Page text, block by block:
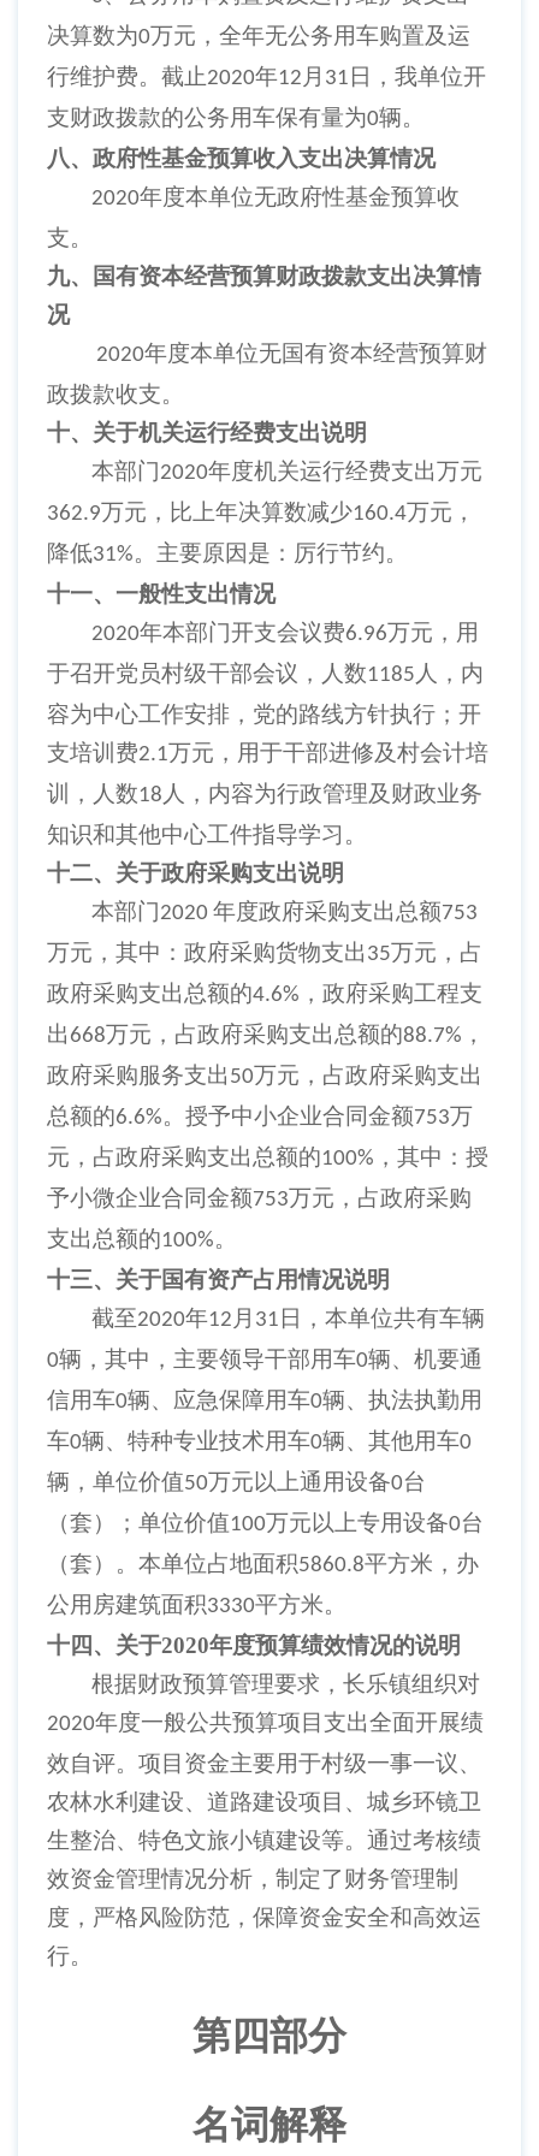
决算数为0万元，全年无公务用车购置及运
行维护费。截止2020年12 月 31 日，我单位开
支财政拨款的公务用车保有量为0辆。
八、政府性基金预算收入支出决算情况
2020年度本单位无政府性基金预算收
支。
九、国有资本经营预算财政拨款支出决算情
况
2020年度本单位无国有资本经营预算财
政拨款收支。
十、关于机关运行经费支出说明
本部门 2020年度机关运行经费支出万元
362.9万元，比上年决算数减少160.4万元，
降低31%。主要原因是：厉行节约。
十一、一般性支出情况
2020年本部门开支会议费6.96万元，用
于召开党员村级干部会议，人数1185 人，内
容为中心工作安排，党的路线方针执行；开
支培训费2.1万元，用于干部进修及村会计培
训，人数18 人，内容为行政管理及财政业务
知识和其他中心工件指导学习。
十二、关于政府采购支出说明
本部门 2020年度政府采购支出总额753
万元，其中：政府采购货物支出 35万元，占
政府采购支出总额的4.6% ，政府采购工程支
出 668万元，占政府采购支出总额的88.7% ，
政府采购服务支出 50万元，占政府采购支出
总额的6.6%。授予中小企业合同金额753万
元，占政府采购支出总额的100% ，其中：授
予小微企业合同金额753万元，占政府采购
支出总额的100%。
十三、关于国有资产占用情况说明
截至2020年12 月 31 日，本单位共有车辆
0辆，其中，主要领导干部用车0辆、机要通
信用车0辆、应急保障用车0辆、执法执勤用
车0辆、特种专业技术用车0辆、其他用车0
辆，单位价值50万元以上通用设备0台
（套）；单位价值100万元以上专用设备0台
（套）。本单位占地面积5860.8平方米，办
公用房建筑面积3330平方米。
十四、关于2020年度预算绩效情况的说明
根据财政预算管理要求，长乐镇组织对
2020年度一般公共预算项目支出全面开展绩
效自评。项目资金主要用于村级一事一议、
农林水利建设、道路建设项目、城乡环镜卫
生整治、特色文旅小镇建设等。通过考核绩
效资金管理情况分析，制定了财务管理制
度，严格风险防范，保障资金安全和高效运
行。
第四部分
名词解释